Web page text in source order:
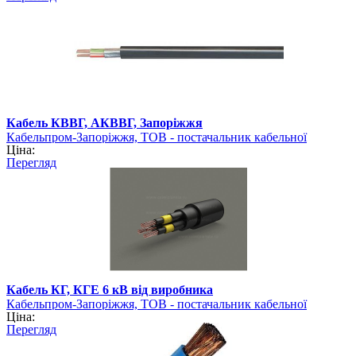
Кабель КВВГ, АКВВГ, Запоріжжя
Кабельпром-Запоріжжя, ТОВ - постачальник кабельної
продукції
Ціна:
Перегляд
Кабель КГ, КГЕ 6 кВ від виробника
Кабельпром-Запоріжжя, ТОВ - постачальник кабельної
продукції
Ціна:
Перегляд